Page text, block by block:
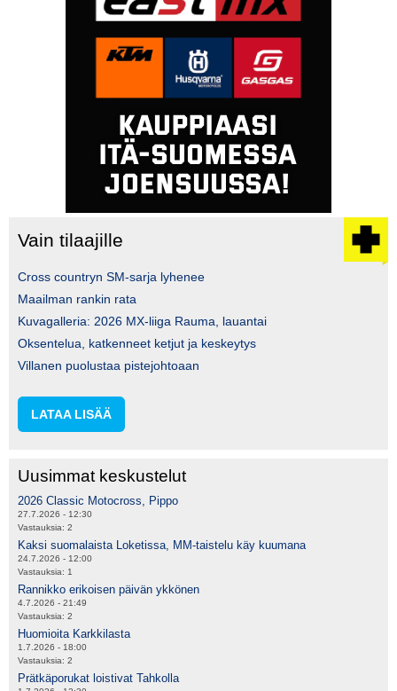
Vain tilaajille
Cross countryn SM-sarja lyhenee
Maailman rankin rata
Kuvagalleria: 2026 MX-liiga Rauma, lauantai
Oksentelua, katkenneet ketjut ja keskeytys
Villanen puolustaa pistejohtoaan
LATAA LISÄÄ
Uusimmat keskustelut
2026 Classic Motocross, Pippo
27.7.2026 - 12:30
Vastauksia: 2
Kaksi suomalaista Loketissa, MM-taistelu käy kuumana
24.7.2026 - 12:00
Vastauksia: 1
Rannikko erikoisen päivän ykkönen
4.7.2026 - 21:49
Vastauksia: 2
Huomioita Karkkilasta
1.7.2026 - 18:00
Vastauksia: 2
Prätkäporukat loistivat Tahkolla